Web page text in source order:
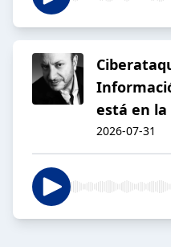
está en la
2026-07-31